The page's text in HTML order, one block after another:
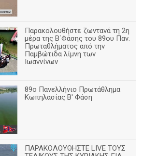
Παρακολουθήστε ζωντανά τη 2η
μέρα της Β΄Φάσης του 89ου Παν.
Πρωταθλήματος από την
Παμβώτιδα λίμνη των
Ιωαννίνων
89o Πανελλήνιο Πρωτάθλημα
Κωπηλασίας Β' Φάση
ΠΑΡΑΚΟΛΟΥΘΗΣΤΕ LIVE ΤΟΥΣ